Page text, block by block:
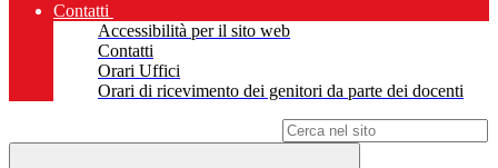
Contatti
Accessibilità per il sito web
Contatti
Orari Uffici
Orari di ricevimento dei genitori da parte dei docenti